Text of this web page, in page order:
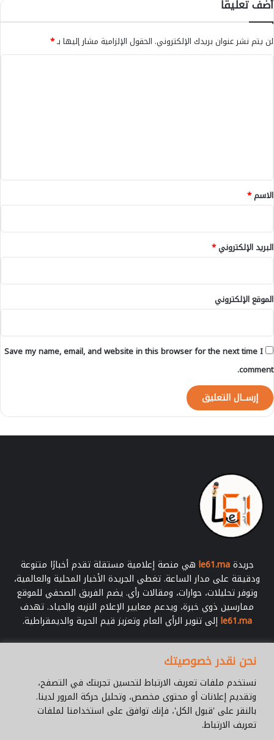
نحن نقدر خصوصيتك
نستخدم ملفات تعريف الارتباط لتحسين تجربتك في التصفح،
وتقديم إعلانات أو محتوى مخصص، وتحليل حركة المرور لدينا.
بالنقر على 'قبول الكل'، فإنك توافق على استخدامنا لملفات
تعريف الارتباط.
ل
ب
و
ع
ب
خ
أضف تعليقاً
لن يتم نشر عنوان بريدك الإلكتروني. الحقول الإلزامية مشار إليها بـ*
*
الاسم*
البريد الإلكتروني*
الموقع الإلكتروني
Save my name, email, and website in this browser for the next time I
comment.
جريدةle61.ma هي منصة إعلامية مستقلة تقدم أخبارًا متنوعة
ودقيقة على مدار الساعة. تغطي الجريدة الأخبار المحلية والعالمية،
وتوفر تحليلات، حوارات، ومقالات رأي. يضم الفريق الصحفي للموقع
ممارسين ذوي خبرة، ويدعم معايير الإعلام النزيه والحياد. تهدف
le61.maإلى تنوير الرأي العام وتعزيز قيم الحرية والديمقراطية.
أدخل
بريدك
الإلكتروني